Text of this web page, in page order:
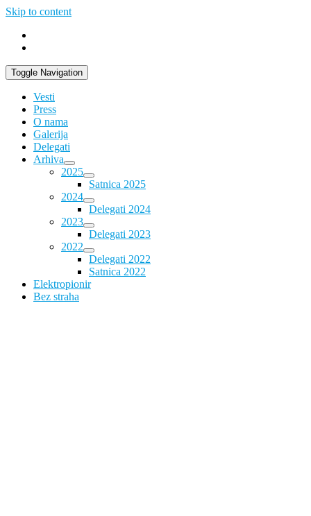
Skip to content
Toggle Navigation
Vesti
Press
O nama
Galerija
Delegati
Arhiva
2025
Satnica 2025
2024
Delegati 2024
2023
Delegati 2023
2022
Delegati 2022
Satnica 2022
Elektropionir
Bez straha